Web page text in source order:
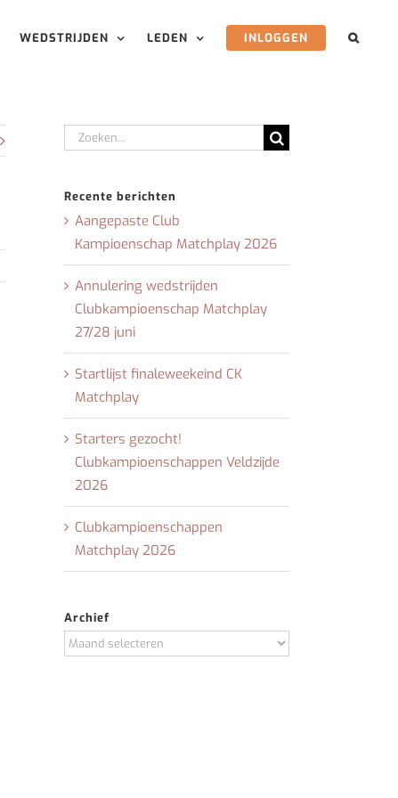
WEDSTRIJDEN LEDEN INLOGGEN
Zoeken
naar:
Recente berichten
Aangepaste Club
Kampioenschap Matchplay 2026
Annulering wedstrijden
Clubkampioenschap Matchplay
27/28 juni
Startlijst finaleweekeind CK
Matchplay
Starters gezocht!
Clubkampioenschappen Veldzijde
2026
Clubkampioenschappen
Matchplay 2026
Archief
Archief